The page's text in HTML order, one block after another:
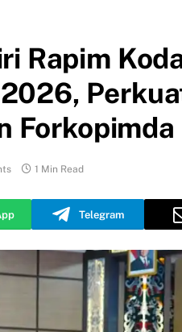
Rapim
Forkopimda
1 Min Read
Telegram